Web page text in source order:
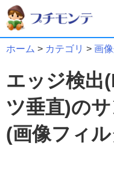
ホーム > カテゴリ > 画
エッジ検出
ツ垂直)の
(画像フィ